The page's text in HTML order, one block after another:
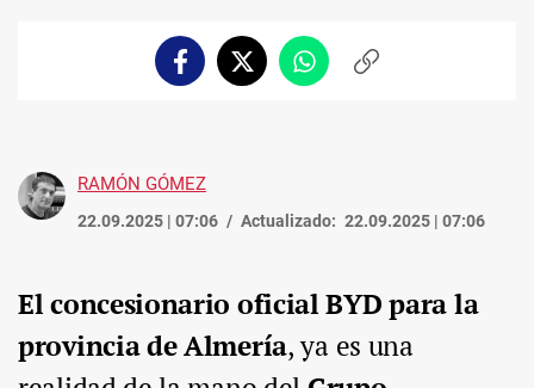
FacebookTwitterWhatsappCopiar
RAMÓN GÓMEZ
22.09.2025 | 07:06 Actualizado: 22.09.2025 | 07:06
El concesionario oficial BYD para la
provincia de Almería, ya es una